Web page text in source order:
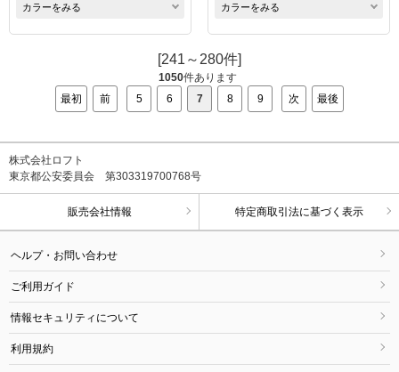
カラーをみる カラーをみる
[241～280件]
1050件あります
最初
前 5 6 7 8 9 次 最後
株式会社ロフト
東京都公安委員会 第303319700768号
販売会社情報 特定商取引法に基づく表示
ヘルプ・お問い合わせ
ご利用ガイド
情報セキュリティについて
利用規約